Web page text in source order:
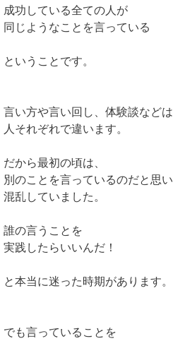
成功している全ての人が
同じようなことを言っている
ということです。
言い方や言い回し、体験談などは
人それぞれで違います。
だから最初の頃は、
別のことを言っているのだと思い
混乱していました。
誰の言うことを
実践したらいいんだ！
と本当に迷った時期があります。
でも言っていることを